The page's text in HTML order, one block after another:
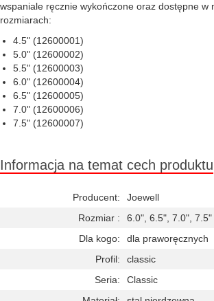
wspaniale ręcznie wykończone oraz dostępne w
rozmiarach:
4.5" (12600001)
5.0" (12600002)
5.5" (12600003)
6.0" (12600004)
6.5" (12600005)
7.0" (12600006)
7.5" (12600007)
Informacja na temat cech produktu
Producent:
Joewell
Rozmiar :
6.0", 6.5", 7.0", 7.5"
Dla kogo:
dla praworęcznych
Profil:
classic
Seria:
Classic